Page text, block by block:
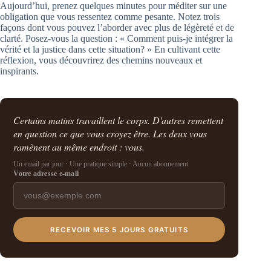
Aujourd’hui, prenez quelques minutes pour méditer sur une
obligation que vous ressentez comme pesante. Notez trois
façons dont vous pouvez l’aborder avec plus de légèreté et de
clarté. Posez-vous la question : « Comment puis-je intégrer la
vérité et la justice dans cette situation? » En cultivant cette
réflexion, vous découvrirez des chemins nouveaux et
inspirants.
Certains matins travaillent le corps. D'autres remettent
en question ce que vous croyez être. Les deux vous
ramènent au même endroit : vous.
Un email par jour · Une pratique simple · Aucun abonnement
Votre adresse e-mail
RECEVOIR MES 5 JOURS GRATUITS